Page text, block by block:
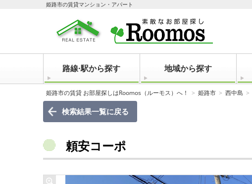
姫路市の賃貸マンション・アパート
路線·駅から探す 地域から探す
姫路市の賃貸 お部屋探しはRoomos（ルーモス）へ！ 姫路市 西中島
検索結果一覧に戻る
頼安コーポ